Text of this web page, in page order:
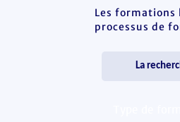
Les formations
processus de